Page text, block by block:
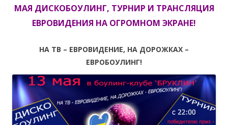
МАЯ ДИСКОБОУЛИНГ, ТУРНИР И ТРАНСЛЯЦИЯ
ЕВРОВИДЕНИЯ НА ОГРОМНОМ ЭКРАНЕ!
НА ТВ – ЕВРОВИДЕНИЕ, НА ДОРОЖКАХ –
ЕВРОБОУЛИНГ!